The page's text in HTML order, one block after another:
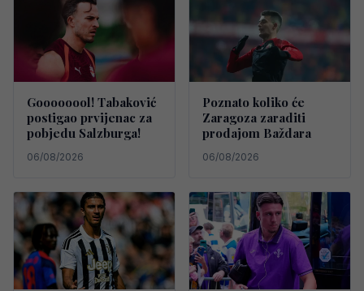
Goooooool! Tabaković
postigao prvijenac za
pobjedu Salzburga!
06/08/2026
Poznato koliko će
Zaragoza zaraditi
prodajom Baždara
06/08/2026